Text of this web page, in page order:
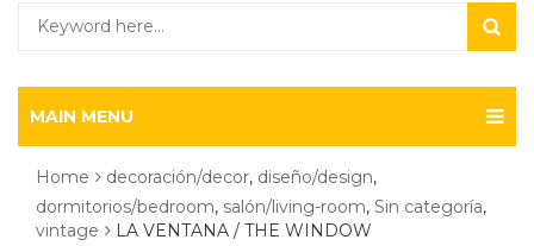
MAIN MENU
Home decoración/decor, diseño/design,
dormitorios/bedroom, salón/living-room, Sin categoría,
vintage
LA VENTANA / THE WINDOW